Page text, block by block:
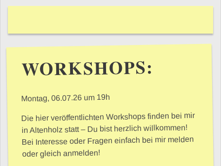
WORKSHOPS:
Montag, 06.07.26 um 19h
Die hier veröffentlichten Workshops finden bei mir
in Altenholz statt – Du bist herzlich willkommen!
Bei Interesse oder Fragen einfach bei mir melden
oder gleich anmelden!